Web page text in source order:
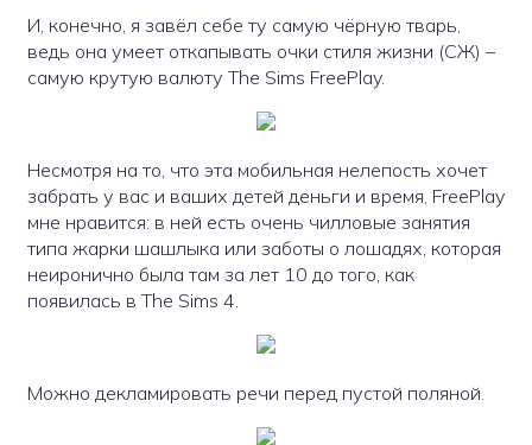
И, конечно, я завёл себе ту самую чёрную тварь,
ведь она умеет откапывать очки стиля жизни (СЖ) –
самую крутую валюту The Sims FreePlay.
Несмотря на то, что эта мобильная нелепость хочет
забрать у вас и ваших детей деньги и время, FreePlay
мне нравится: в ней есть очень чилловые занятия
типа жарки шашлыка или заботы о лошадях, которая
неиронично была там за лет 10 до того, как
появилась в The Sims 4.
Можно декламировать речи перед пустой поляной.